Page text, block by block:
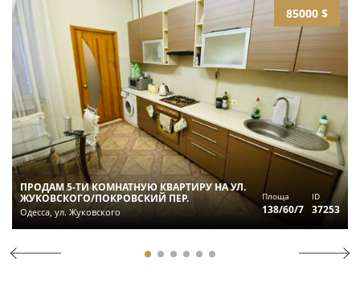
85000 $
ПРОДАМ 5-ТИ КОМНАТНУЮ КВАРТИРУ НА УЛ.
ЖУКОВСКОГО/ПОКРОВСКИЙ ПЕР.
Одесса, ул. Жуковского
Площа
138/60/7
ID
37253